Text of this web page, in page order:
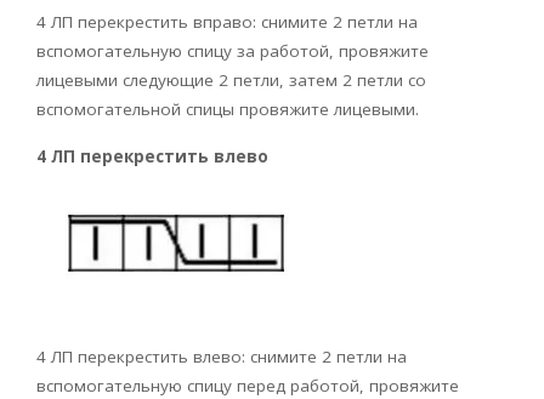
4 ЛП перекрестить вправо: снимите 2 петли на
вспомогательную спицу за работой, провяжите
лицевыми следующие 2 петли, затем 2 петли со
вспомогательной спицы провяжите лицевыми.
4 ЛП перекрестить влево
4 ЛП перекрестить влево: снимите 2 петли на
вспомогательную спицу перед работой, провяжите